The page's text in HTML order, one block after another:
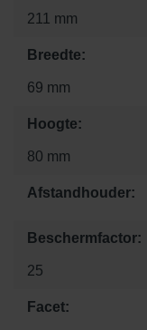
211 mm
Breedte:
69 mm
Hoogte:
80 mm
Afstandhouder:
Beschermfactor:
25
Facet: